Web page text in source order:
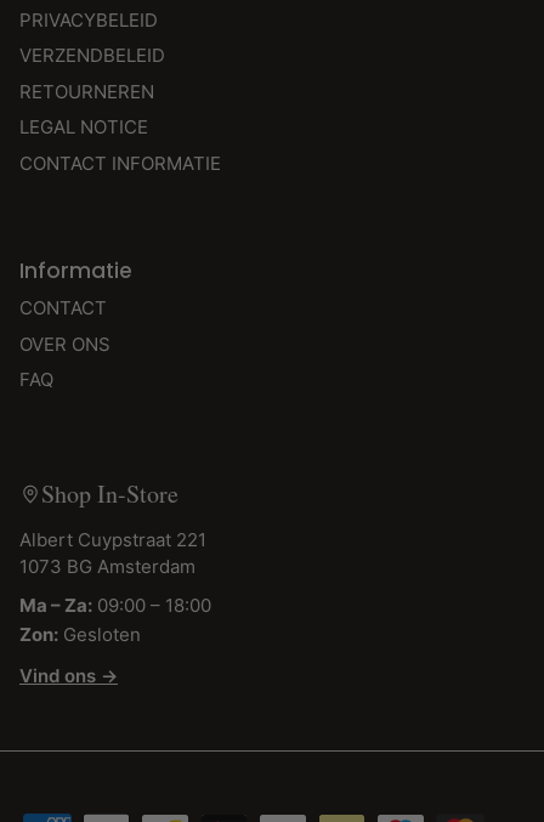
PRIVACYBELEID
VERZENDBELEID
RETOURNEREN
LEGAL NOTICE
CONTACT INFORMATIE
Informatie
CONTACT
OVER ONS
FAQ
Shop In-Store
Albert Cuypstraat 221
1073 BG Amsterdam
Ma – Za: 09:00 – 18:00
Zon: Gesloten
Vind ons →